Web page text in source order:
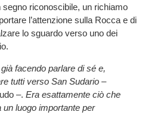
segno riconoscibile, un richiamo
l’attenzione sulla Rocca e di
lo sguardo verso uno dei
facendo parlare di sé e,
tutti verso San Sudario–
–. Era esattamente ciò che
luogo importante per